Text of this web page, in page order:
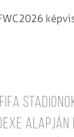
alapján